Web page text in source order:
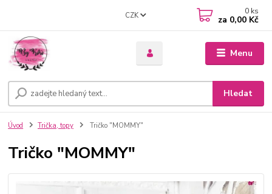
Menu
CZK
Hledat
0 ks
za 0,00 Kč
Úvod Trička, topy Tričko "MOMMY"
Tričko "MOMMY"